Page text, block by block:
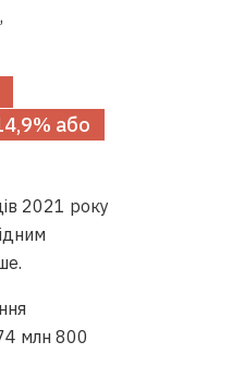
або
2021 року
млн 800